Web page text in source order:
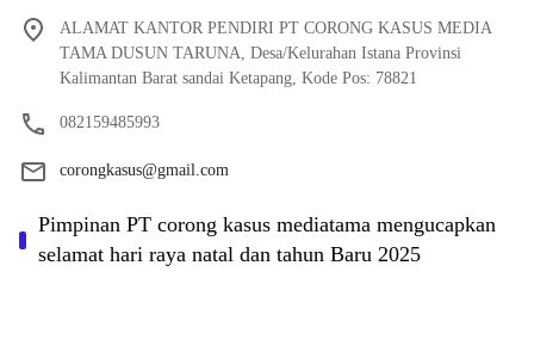
ALAMAT KANTOR PENDIRI PT CORONG KASUS MEDIA
TAMA DUSUN TARUNA, Desa/Kelurahan Istana Provinsi
Kalimantan Barat sandai Ketapang, Kode Pos: 78821
082159485993
corongkasus@gmail.com
Pimpinan PT corong kasus mediatama mengucapkan
selamat hari raya natal dan tahun Baru 2025